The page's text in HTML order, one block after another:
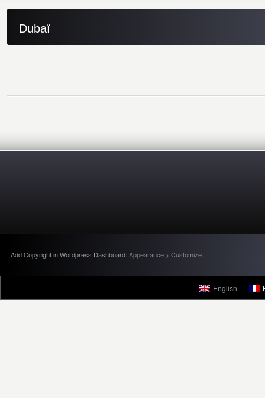
Dubaï
Add Copyright in Wordpress Dashboard: Appearance > Customize
English